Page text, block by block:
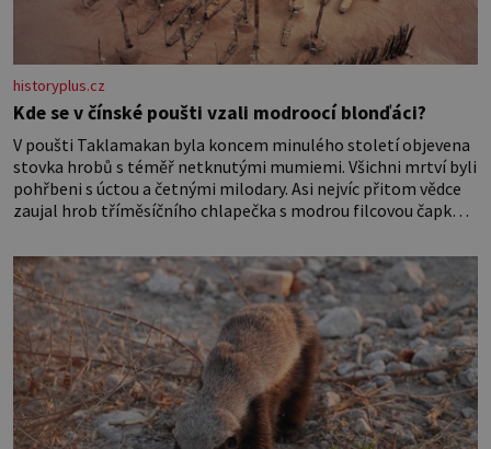
historyplus.cz
Kde se v čínské poušti vzali modroocí blonďáci?
V poušti Taklamakan byla koncem minulého století objevena
stovka hrobů s téměř netknutými mumiemi. Všichni mrtví byli
pohřbeni s úctou a četnými milodary. Asi nejvíc přitom vědce
zaujal hrob tříměsíčního chlapečka s modrou filcovou čapkou,
nesmírně dobře zachovalá, přičítají odborníci zdejším
klimatickým podmínkám. Sucho, prosolené písky a extrémně